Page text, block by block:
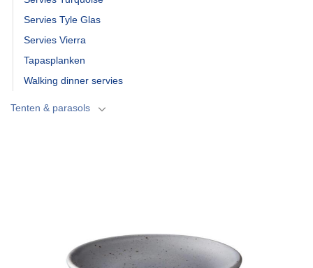
Servies Tyle Glas
Servies Vierra
Tapasplanken
Walking dinner servies
Tenten & parasols